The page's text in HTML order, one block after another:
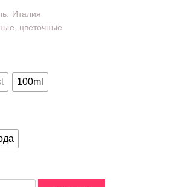
Италия
цветочные
100ml